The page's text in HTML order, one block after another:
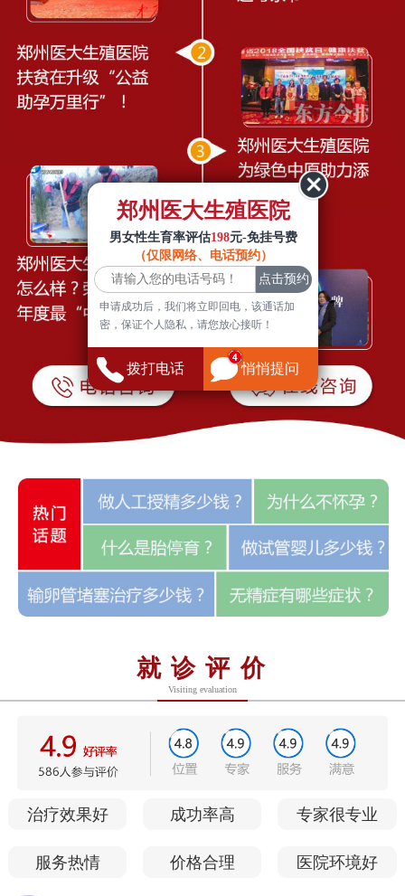
就诊评价
Visiting evaluation
治疗效果好 成功率高 专家很专业
服务热情 价格合理 医院环境好
郑州医大生殖医院
男女性生育率评估198元-免挂号费
（仅限网络、电话预约）
申请成功后，我们将立即回电，该通话加
密，保证个人隐私，请您放心接听！
拨打电话 悄悄提问